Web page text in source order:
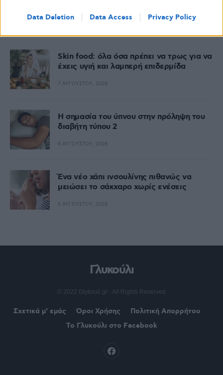
Data Deletion Data Access Privacy Policy
Skin food: όλα όσα πρέπει να τρως για να
έχεις υγιή και λαμπερή επιδερμίδα
7 ΑΥΓΟΎΣΤΟΥ, 2026
Η σημασία του ύπνου στην πρόληψη του
διαβήτη τύπου 2
6 ΑΥΓΟΎΣΤΟΥ, 2026
Ένα νέο χάπι ινσουλίνης πιθανώς να
μειώσει το σάκχαρο χωρίς ενέσεις
5 ΑΥΓΟΎΣΤΟΥ, 2026
Γλυκούλι
© 2022 Glykouli.gr · All Rights Reserved
Σχετικά μ’ εμάς Όροι Χρήσης
Πολιτική Απορρήτου
Το Γλυκούλι στο Facebook